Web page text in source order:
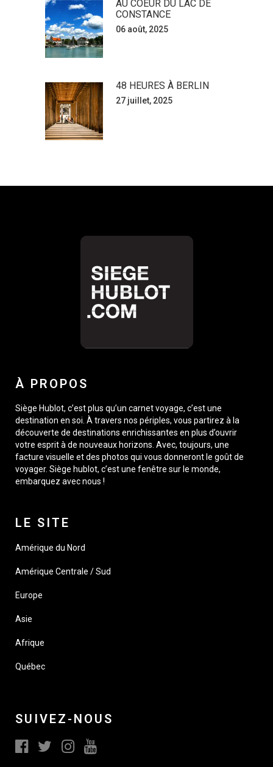
AU COEUR DU LAC DE
CONSTANCE
06 août, 2025
48 HEURES À BERLIN
27 juillet, 2025
À PROPOS
Siège Hublot, c’est plus qu’un carnet voyage, c’est une
destination en soi. À travers nos périples, vous partirez à la
découverte de destinations enrichissantes en plus d’ouvrir
votre esprit à de nouveaux horizons. Avec, toujours, une
facture visuelle et des photos qui vous donneront le goût de
voyager. Siège hublot, c’est une fenêtre sur le monde,
embarquez avec nous !
LE SITE
Amérique du Nord
Amérique Centrale / Sud
Europe
Asie
Afrique
Québec
SUIVEZ-NOUS